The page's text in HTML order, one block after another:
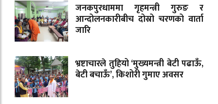
जनकपुरधाममा गृहमन्त्री गुरुङ र
आन्दोलनकारीबीच दोस्रो चरणको वार्ता
जारि
भ्रष्टाचारले तुहियो ‘मुख्यमन्त्री बेटी पढाऊँ,
बेटी बचाऊँ’, किशोरी गुमाए अवसर